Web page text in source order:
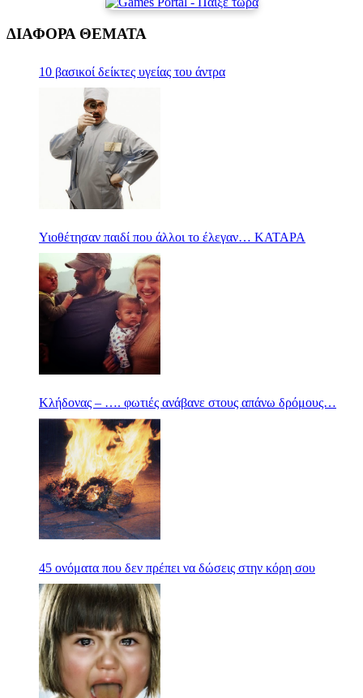
ΔΙΑΦΟΡΑ ΘΕΜΑΤΑ
10 βασικοί δείκτες υγείας του άντρα
Υιοθέτησαν παιδί που άλλοι το έλεγαν… ΚΑΤΑΡΑ
Κλήδονας – …. φωτιές ανάβανε στους απάνω δρόμους…
45 ονόματα που δεν πρέπει να δώσεις στην κόρη σου